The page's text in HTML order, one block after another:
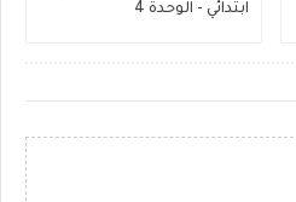
ابتدائي - الوحدة 4